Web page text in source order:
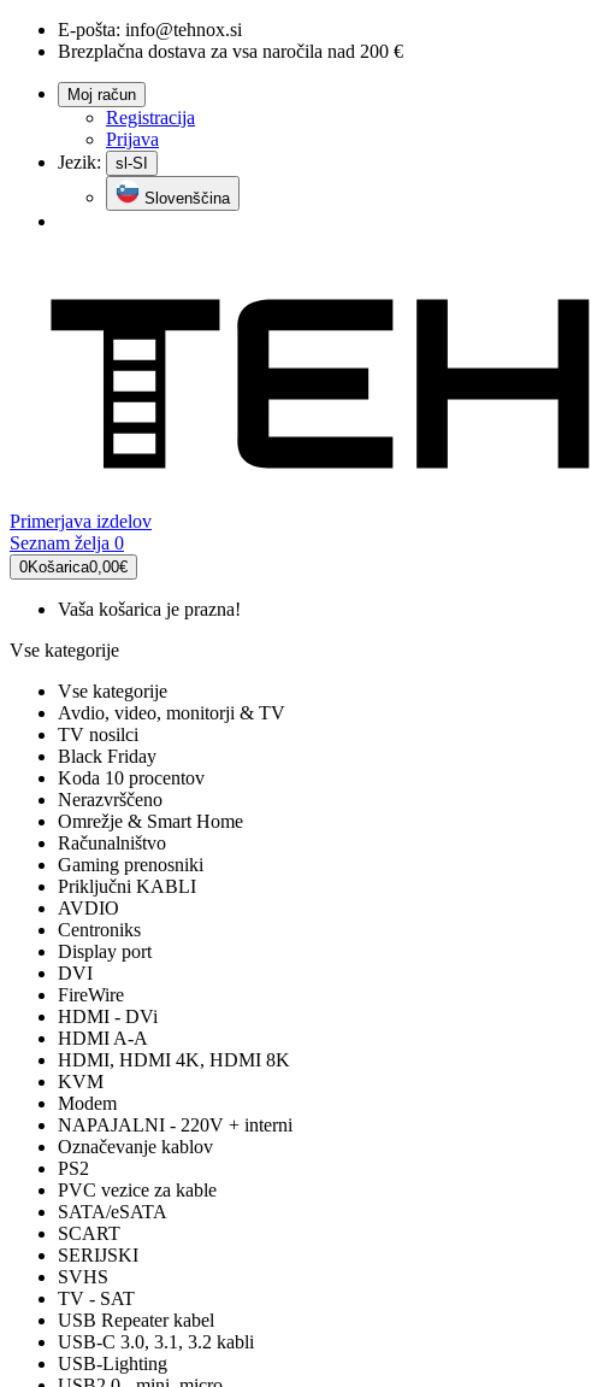
E-pošta: info@tehnox.si
Brezplačna dostava za vsa naročila nad 200 €
Moj račun
Registracija
Prijava
Jezik:
sl-SI
Slovenščina
Primerjava izdelov
Seznam želja 0
0Košarica0,00€
Vaša košarica je prazna!
Vse kategorije
Vse kategorije
Avdio, video, monitorji & TV
TV nosilci
Black Friday
Koda 10 procentov
Nerazvrščeno
Omrežje & Smart Home
Računalništvo
Gaming prenosniki
Priključni KABLI
AVDIO
Centroniks
Display port
DVI
FireWire
HDMI - DVi
HDMI A-A
HDMI, HDMI 4K, HDMI 8K
KVM
Modem
NAPAJALNI - 220V + interni
Označevanje kablov
PS2
PVC vezice za kable
SATA/eSATA
SCART
SERIJSKI
SVHS
TV - SAT
USB Repeater kabel
USB-C 3.0, 3.1, 3.2 kabli
USB-Lighting